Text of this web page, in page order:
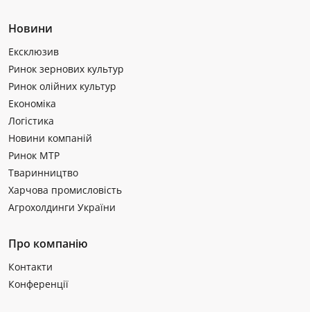
Новини
Ексклюзив
Ринок зернових культур
Ринок олійних культур
Економіка
Логістика
Новини компаній
Ринок МТР
Тваринництво
Харчова промисловість
Агрохолдинги України
Про компанію
Контакти
Конференції